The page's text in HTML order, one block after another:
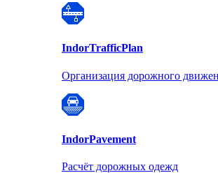
IndorTrafficPlan
Организация дорожного
IndorPavement
Расчёт дорожных одежд